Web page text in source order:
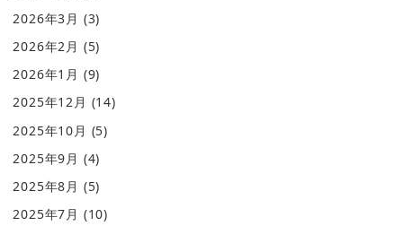
2026年3月 (3)
2026年2月 (5)
2026年1月 (9)
2025年12月 (14)
2025年10月 (5)
2025年9月 (4)
2025年8月 (5)
2025年7月 (10)